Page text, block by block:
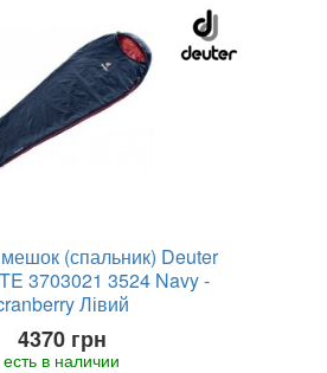
(спальник) Deuter
3703021 3524 Navy -
Лівий
4370 грн
есть в наличии